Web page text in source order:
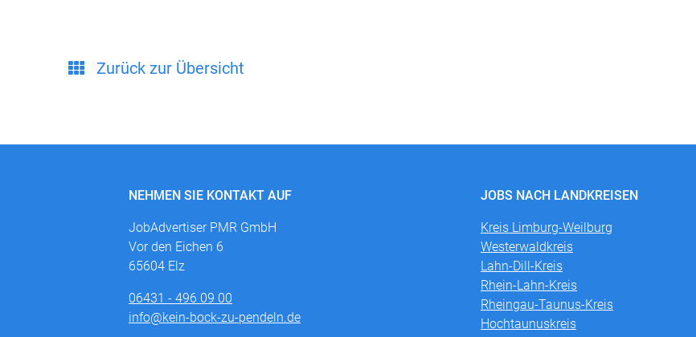
Zurück zur Übersicht
NEHMEN SIE KONTAKT AUF
JobAdvertiser PMR GmbH
Vor den Eichen 6
65604 Elz
06431 - 496 09 00
info@kein-bock-zu-pendeln.de
JOBS NACH LANDKREISEN
Kreis Limburg-Weilburg
Westerwaldkreis
Lahn-Dill-Kreis
Rhein-Lahn-Kreis
Rheingau-Taunus-Kreis
Hochtaunuskreis